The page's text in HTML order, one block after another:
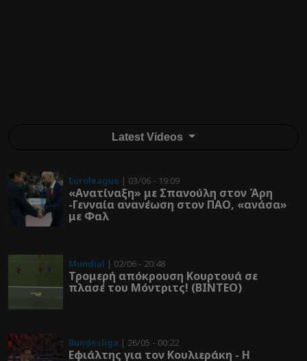
Latest Videos
Euroleague | 03/06 - 19:09
«Ανατίναξη» με Σπανούλη στον Άρη
-Γενναία ανανέωση στον ΠΑΟ, «ανάσα»
με Φαλ
Mundial | 02/06 - 20:48
Τρομερή απόκρουση Κουρτουά σε
πλασέ του Μόντριτς! (ΒΙΝΤΕΟ)
Bundesliga | 26/05 - 00:22
Εφιάλτης για τον Κουλιεράκη - Η